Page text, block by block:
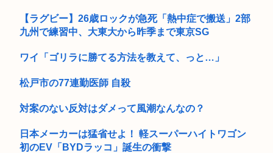
【朗報】誤って脳幹を摘出された女性､重篤な植物状態だが､意
識は正...
イナゴライダーとかいう今の35歳~40歳くらいの男しか知らな
リー飲...
こち...
【ラグビー】26歳ロックが急死「熱中症で搬送」2部
九州で練習中、大東大から昨季まで東京SG
ワイ「ゴリラに勝てる方法を教えて、っと…」
松戸市の77連勤医師 自殺
対案のない反対はダメって風潮なんなの？
日本メーカーは猛省せよ！ 軽スーパーハイトワゴン
初のEV「BYDラッコ」誕生の衝撃